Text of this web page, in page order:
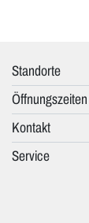
Standorte
Öffnungszeiten
Kontakt
Service